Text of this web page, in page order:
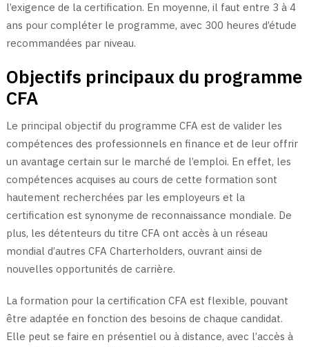
l’exigence de la certification. En moyenne, il faut entre 3 à 4
ans pour compléter le programme, avec 300 heures d’étude
recommandées par niveau.
Objectifs principaux du programme
CFA
Le principal objectif du programme CFA est de valider les
compétences des professionnels en finance et de leur offrir
un avantage certain sur le marché de l’emploi. En effet, les
compétences acquises au cours de cette formation sont
hautement recherchées par les employeurs et la
certification est synonyme de reconnaissance mondiale. De
plus, les détenteurs du titre CFA ont accès à un réseau
mondial d’autres CFA Charterholders, ouvrant ainsi de
nouvelles opportunités de carrière.
La formation pour la certification CFA est flexible, pouvant
être adaptée en fonction des besoins de chaque candidat.
Elle peut se faire en présentiel ou à distance, avec l’accès à